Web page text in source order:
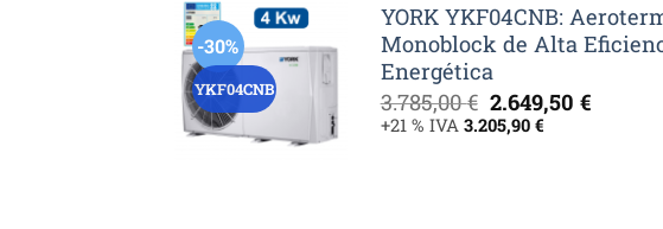
-30%
YKF04CNB
YORK YKF04CNB:
Monoblock de Alta
Energética
3.785,00€ El
precio
original
2.649,50€
+21 % IVA 3.205,90 €